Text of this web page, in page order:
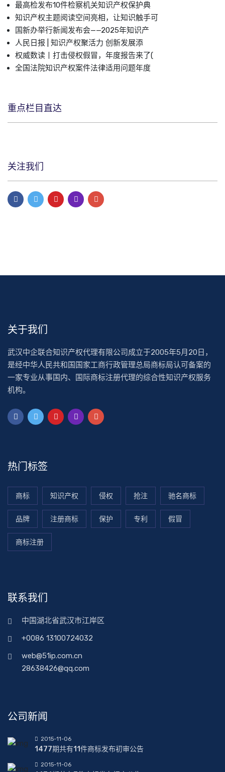
最高检发布10件检察机关知识产权保护典
知识产权主题阅读空间亮相，让知识触手可
国新办举行新闻发布会——2025年知识产
人民日报 | 知识产权聚活力 创新发展添
权威数读丨打击侵权假冒，年度报告来了(
全国法院知识产权案件法律适用问题年度
重点栏目直达
关注我们
关于我们
武汉中企联合知识产权代理有限公司成立于2005年5月20日，
是经中华人民共和国国家工商行政管理总局商标局认可备案的
一家专业从事国内、国际商标注册代理的综合性知识产权服务
机构。
热门标签
商标 知识产权 侵权 抢注 驰名商标
品牌 注册商标 保护 专利 假冒
商标注册
联系我们
中国湖北省武汉市江岸区
+0086 13100724032
web@51ip.com.cn
28638426@qq.com
公司新闻
2015-11-06
1477期共有11件商标发布初审公告
2015-11-06